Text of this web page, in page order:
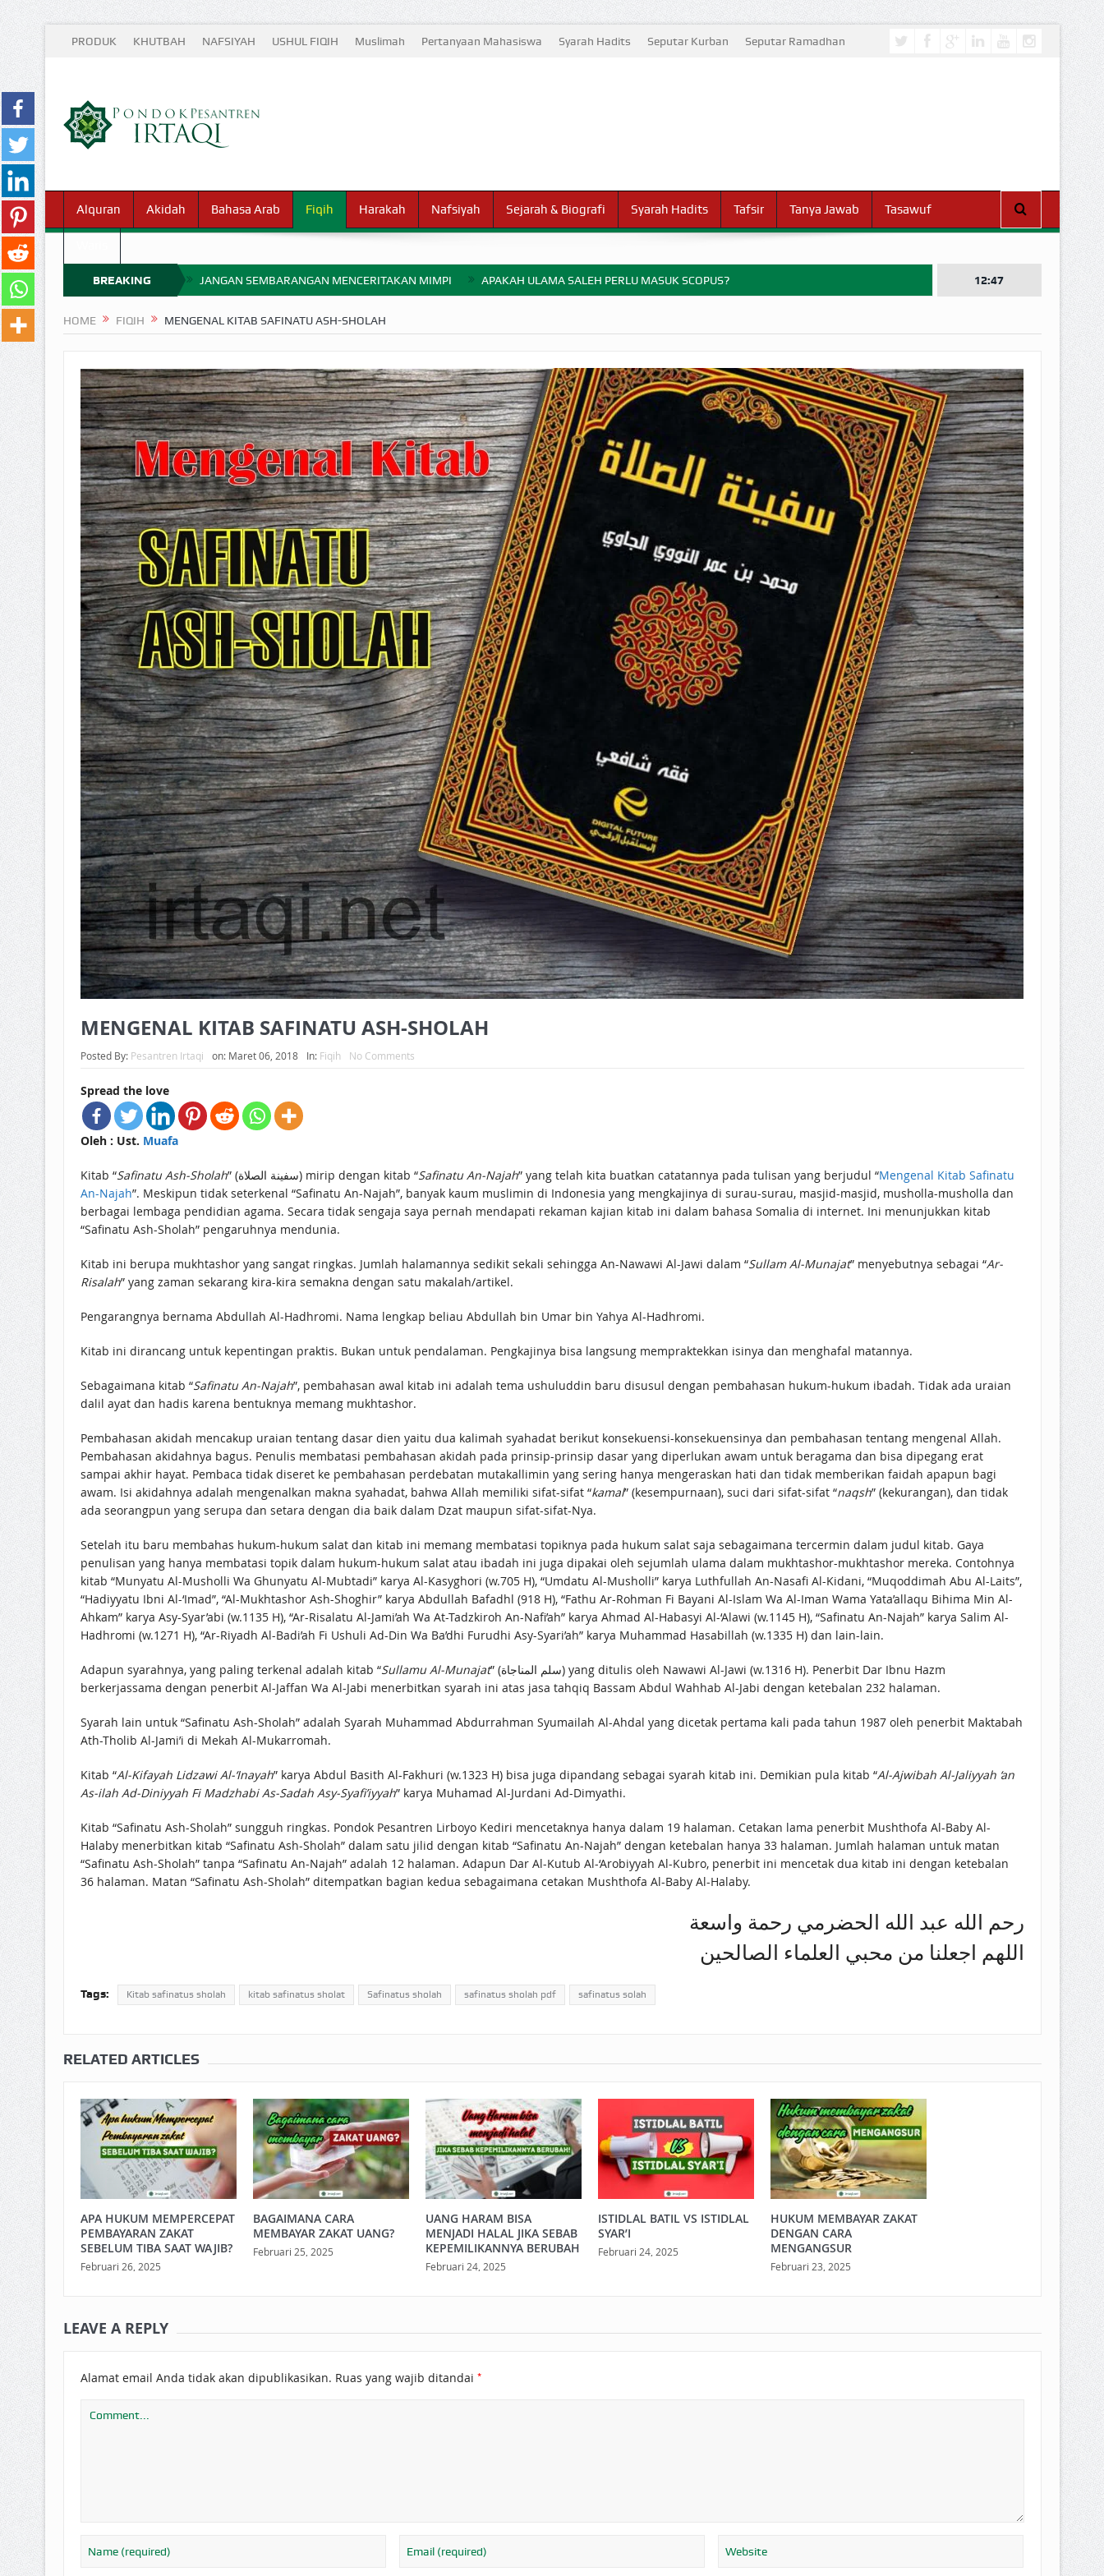
PRODUK KHUTBAH NAFSIYAH USHUL FIQIH Muslimah Pertanyaan Mahasiswa Syarah Hadits Seputar Kurban Seputar Ramadhan
Alquran Akidah Bahasa Arab Fiqih Harakah Nafsiyah Sejarah & Biografi Syarah Hadits Tafsir Tanya Jawab Tasawuf
BREAKING
NEWS
JANGAN SEMBARANGAN MENCERITAKAN MIMPI APAKAH ULAMA SALEH PERLU MASUK SCOPUS?
BAGAIMANA CARA MEMBAYAR ZAKAT UANG? UANG HARAM BISA MENJADI HALAL JIKA SEBAB KEPEMILIKANNYA BERUBAH
ISTIDLAL BATIL VS ISTIDLAL SYAR’I BAHASA CINTA KARENA ALLAH HUKUM MEMBAYAR ZAKAT DENGAN CARA MENGANGSUR
HUKUM MEMBAYAR ZAKAT KEPADA KERABAT SENDIRI
12:47
HOME FIQIH MENGENAL KITAB SAFINATU ASH-SHOLAH
MENGENAL KITAB SAFINATU ASH-SHOLAH
Posted By: Pesantren Irtaqi on: Maret 06, 2018 In: Fiqih No Comments
Spread the love
Oleh : Ust. Muafa
Kitab “Safinatu Ash-Sholah ” (سفينة الصلاة) mirip dengan kitab “Safinatu An-Najah” yang telah kita buatkan catatannya pada tulisan yang berjudul “Mengenal Kitab Safinatu
An-Najah”. Meskipun tidak seterkenal “Safinatu An-Najah”, banyak kaum muslimin di Indonesia yang mengkajinya di surau-surau, masjid-masjid, musholla-musholla dan
berbagai lembaga pendidian agama. Secara tidak sengaja saya pernah mendapati rekaman kajian kitab ini dalam bahasa Somalia di internet. Ini menunjukkan kitab
“Safinatu Ash-Sholah” pengaruhnya mendunia.
Kitab ini berupa mukhtashor yang sangat ringkas. Jumlah halamannya sedikit sekali sehingga An-Nawawi Al-Jawi dalam “Sullam Al-Munajat” menyebutnya sebagai “Ar-
Risalah” yang zaman sekarang kira-kira semakna dengan satu makalah/artikel.
Pengarangnya bernama Abdullah Al-Hadhromi. Nama lengkap beliau Abdullah bin Umar bin Yahya Al-Hadhromi.
Kitab ini dirancang untuk kepentingan praktis. Bukan untuk pendalaman. Pengkajinya bisa langsung mempraktekkan isinya dan menghafal matannya.
Sebagaimana kitab “Safinatu An-Najah”, pembahasan awal kitab ini adalah tema ushuluddin baru disusul dengan pembahasan hukum-hukum ibadah. Tidak ada uraian
dalil ayat dan hadis karena bentuknya memang mukhtashor.
Pembahasan akidah mencakup uraian tentang dasar dien yaitu dua kalimah syahadat berikut konsekuensi-konsekuensinya dan pembahasan tentang mengenal Allah.
Pembahasan akidahnya bagus. Penulis membatasi pembahasan akidah pada prinsip-prinsip dasar yang diperlukan awam untuk beragama dan bisa dipegang erat
sampai akhir hayat. Pembaca tidak diseret ke pembahasan perdebatan mutakallimin yang sering hanya mengeraskan hati dan tidak memberikan faidah apapun bagi
awam. Isi akidahnya adalah mengenalkan makna syahadat, bahwa Allah memiliki sifat-sifat “kamal” (kesempurnaan), suci dari sifat-sifat “naqsh” (kekurangan), dan tidak
ada seorangpun yang serupa dan setara dengan dia baik dalam Dzat maupun sifat-sifat-Nya.
Setelah itu baru membahas hukum-hukum salat dan kitab ini memang membatasi topiknya pada hukum salat saja sebagaimana tercermin dalam judul kitab. Gaya
penulisan yang hanya membatasi topik dalam hukum-hukum salat atau ibadah ini juga dipakai oleh sejumlah ulama dalam mukhtashor-mukhtashor mereka. Contohnya
kitab “Munyatu Al-Musholli Wa Ghunyatu Al-Mubtadi” karya Al-Kasyghori (w.705 H), “Umdatu Al-Musholli” karya Luthfullah An-Nasafi Al-Kidani, “Muqoddimah Abu Al-Laits”,
“Hadiyyatu Ibni Al-‘Imad”, “Al-Mukhtashor Ash-Shoghir” karya Abdullah Bafadhl (918 H), “Fathu Ar-Rohman Fi Bayani Al-Islam Wa Al-Iman Wama Yata’allaqu Bihima Min Al-
Ahkam” karya Asy-Syar’abi (w.1135 H), “Ar-Risalatu Al-Jami’ah Wa At-Tadzkiroh An-Nafi’ah” karya Ahmad Al-Habasyi Al-‘Alawi (w.1145 H), “Safinatu An-Najah” karya Salim Al-
Hadhromi (w.1271 H), “Ar-Riyadh Al-Badi’ah Fi Ushuli Ad-Din Wa Ba’dhi Furudhi Asy-Syari’ah” karya Muhammad Hasabillah (w.1335 H) dan lain-lain.
Adapun syarahnya, yang paling terkenal adalah kitab “Sullamu Al-Munajat” (سلم المناجاة) yang ditulis oleh Nawawi Al-Jawi (w.1316 H). Penerbit Dar Ibnu Hazm
berkerjassama dengan penerbit Al-Jaffan Wa Al-Jabi menerbitkan syarah ini atas jasa tahqiq Bassam Abdul Wahhab Al-Jabi dengan ketebalan 232 halaman.
Syarah lain untuk “Safinatu Ash-Sholah” adalah Syarah Muhammad Abdurrahman Syumailah Al-Ahdal yang dicetak pertama kali pada tahun 1987 oleh penerbit Maktabah
Ath-Tholib Al-Jami’i di Mekah Al-Mukarromah.
Kitab “Al-Kifayah Lidzawi Al-‘Inayah” karya Abdul Basith Al-Fakhuri (w.1323 H) bisa juga dipandang sebagai syarah kitab ini. Demikian pula kitab “Al-Ajwibah Al-Jaliyyah ‘an
As-ilah Ad-Diniyyah Fi Madzhabi As-Sadah Asy-Syafi’iyyah” karya Muhamad Al-Jurdani Ad-Dimyathi.
Kitab “Safinatu Ash-Sholah” sungguh ringkas. Pondok Pesantren Lirboyo Kediri mencetaknya hanya dalam 19 halaman. Cetakan lama penerbit Mushthofa Al-Baby Al-
Halaby menerbitkan kitab “Safinatu Ash-Sholah” dalam satu jilid dengan kitab “Safinatu An-Najah” dengan ketebalan hanya 33 halaman. Jumlah halaman untuk matan
“Safinatu Ash-Sholah” tanpa “Safinatu An-Najah” adalah 12 halaman. Adapun Dar Al-Kutub Al-‘Arobiyyah Al-Kubro, penerbit ini mencetak dua kitab ini dengan ketebalan
36 halaman. Matan “Safinatu Ash-Sholah” ditempatkan bagian kedua sebagaimana cetakan Mushthofa Al-Baby Al-Halaby.
رحم الله عبد الله الحضرمي رحمة واسعة
اللهم اجعلنا من محبي العلماء الصالحين
Tags: Kitab safinatus sholah kitab safinatus sholat Safinatus sholah safinatus sholah pdf safinatus solah
RELATED ARTICLES
APA HUKUM MEMPERCEPAT
PEMBAYARAN ZAKAT
SEBELUM TIBA SAAT WAJIB?
Februari 26, 2025
BAGAIMANA CARA
MEMBAYAR ZAKAT UANG?
Februari 25, 2025
UANG HARAM BISA
MENJADI HALAL JIKA SEBAB
KEPEMILIKANNYA BERUBAH
Februari 24, 2025
ISTIDLAL BATIL VS ISTIDLAL
SYAR’I
Februari 24, 2025
HUKUM MEMBAYAR ZAKAT
DENGAN CARA
MENGANGSUR
Februari 23, 2025
LEAVE A REPLY
Alamat email Anda tidak akan dipublikasikan. Ruas yang wajib ditandai *